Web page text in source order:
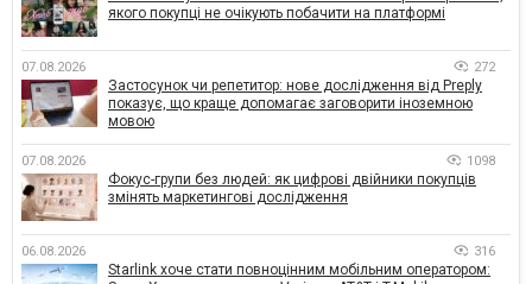
якого покупці не очікують побачити на платформі
07.08.2026 272
Застосунок чи репетитор: нове дослідження від Preply
показує, що краще допомагає заговорити іноземною
мовою
07.08.2026 1098
Фокус-групи без людей: як цифрові двійники покупців
змінять маркетингові дослідження
06.08.2026 316
Starlink хоче стати повноцінним мобільним оператором: